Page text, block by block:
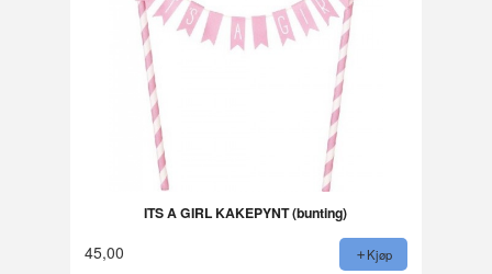
ITS A GIRL KAKEPYNT (bunting)
45,00 Kjøp